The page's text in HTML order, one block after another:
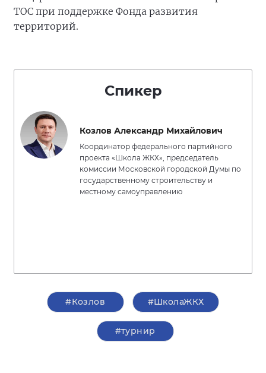
ТОС при поддержке Фонда развития
территорий.
Спикер
Козлов Александр Михайлович
Координатор федерального партийного
проекта «Школа ЖКХ», председатель
комиссии Московской городской Думы по
государственному строительству и
местному самоуправлению
#Козлов #ШколаЖКХ
#турнир